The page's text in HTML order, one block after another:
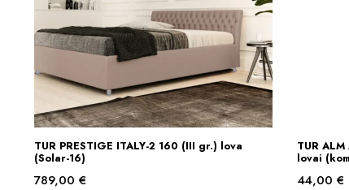
Į KREPŠELĮ
TUR PRESTIGE ITALY-2 160 (III gr.) lova
(Solar-16)
789,00 €
TUR
lovai
44,00€